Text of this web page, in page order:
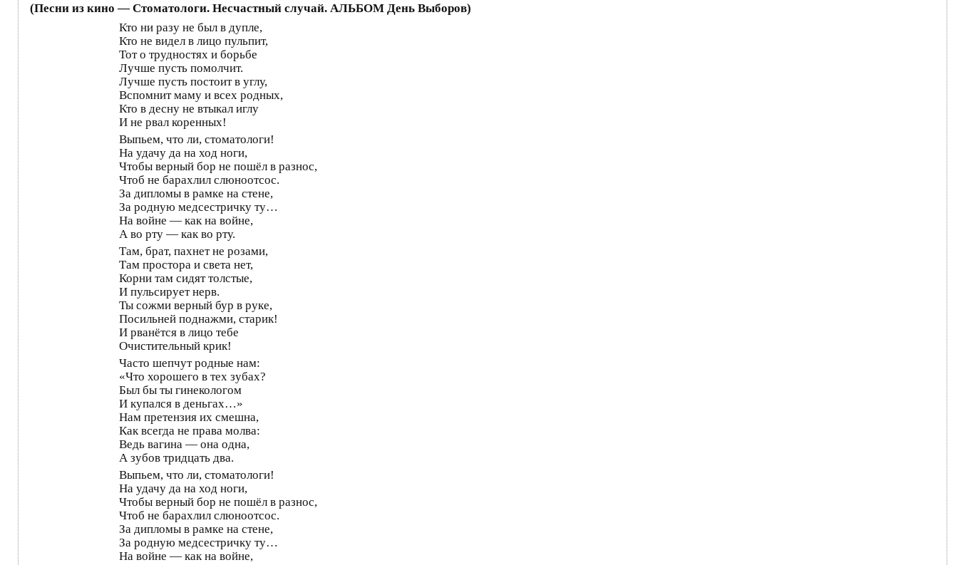
(Песни из кино — Стоматологи. Несчастный случай. АЛЬБОМ День Выборов)
Кто ни разу не был в дупле,
Кто не видел в лицо пульпит,
Тот о трудностях и борьбе
Лучше пусть помолчит.
Лучше пусть постоит в углу,
Вспомнит маму и всех родных,
Кто в десну не втыкал иглу
И не рвал коренных!
Выпьем, что ли, стоматологи!
На удачу да на ход ноги,
Чтобы верный бор не пошёл в разнос,
Чтоб не барахлил слюноотсос.
За дипломы в рамке на стене,
За родную медсестричку ту…
На войне — как на войне,
А во рту — как во рту.
Там, брат, пахнет не розами,
Там простора и света нет,
Корни там сидят толстые,
И пульсирует нерв.
Ты сожми верный бур в руке,
Посильней поднажми, старик!
И рванётся в лицо тебе
Очистительный крик!
Часто шепчут родные нам:
«Что хорошего в тех зубах?
Был бы ты гинекологом
И купался в деньгах…»
Нам претензия их смешна,
Как всегда не права молва:
Ведь вагина — она одна,
А зубов тридцать два.
Выпьем, что ли, стоматологи!
На удачу да на ход ноги,
Чтобы верный бор не пошёл в разнос,
Чтоб не барахлил слюноотсос.
За дипломы в рамке на стене,
За родную медсестричку ту…
На войне — как на войне,